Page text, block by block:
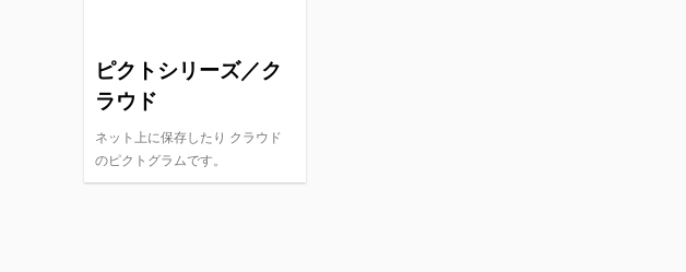
ピクトシリーズ／ク
ラウド
ネット上に保存したり クラウド
のピクトグラムです。